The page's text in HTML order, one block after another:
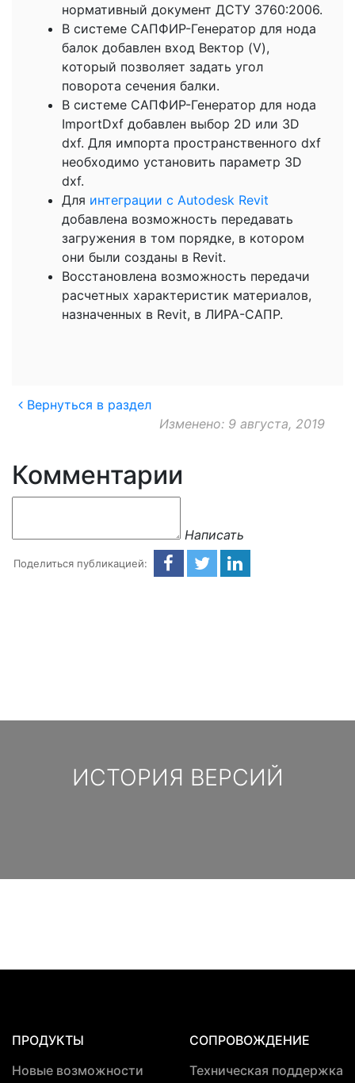
нормативный документ ДСТУ 3760:2006.
В системе САПФИР-Генератор для нода
балок добавлен вход Вектор (V),
который позволяет задать угол
поворота сечения балки.
В системе САПФИР-Генератор для нода
ImportDxf добавлен выбор 2D или 3D
dxf. Для импорта пространственного dxf
необходимо установить параметр 3D
dxf.
Для интеграции с Autodesk Revit
добавлена возможность передавать
загружения в том порядке, в котором
они были созданы в Revit.
Восстановлена возможность передачи
расчетных характеристик материалов,
назначенных в Revit, в ЛИРА-САПР.
Вернуться в раздел
Изменено: 9 августа, 2019
Комментарии
Написать
Поделиться публикацией:
ИСТОРИЯ ВЕРСИЙ
ПРОДУКТЫ
Новые возможности
СОПРОВОЖДЕНИЕ
Техническая поддержка